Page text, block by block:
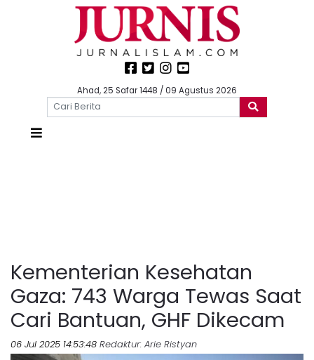
Ahad, 25 Safar 1448 / 09 Agustus 2026
Kementerian Kesehatan
Gaza: 743 Warga Tewas Saat
Cari Bantuan, GHF Dikecam
06 Jul 2025 14:53:48 Redaktur: Arie Ristyan